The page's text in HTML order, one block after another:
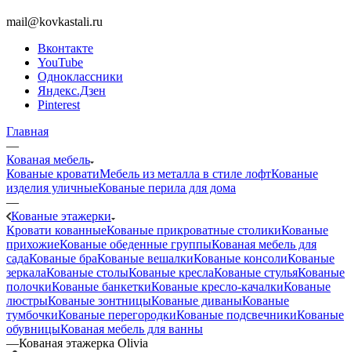
mail@kovkastali.ru
Вконтакте
YouTube
Одноклассники
Яндекс.Дзен
Pinterest
Главная
—
Кованая мебель
Кованые кроватиМебель из металла в стиле лофтКованые
изделия уличныеКованые перила для дома
—
Кованые этажерки
Кровати кованныеКованые прикроватные столикиКованые
прихожиеКованые обеденные группыКованая мебель для
садаКованые браКованые вешалкиКованые консолиКованые
зеркалаКованые столыКованые креслаКованые стульяКованые
полочкиКованые банкеткиКованые кресло-качалкиКованые
люстрыКованые зонтницыКованые диваныКованые
тумбочкиКованые перегородкиКованые подсвечникиКованые
обувницыКованая мебель для ванны
—Кованая этажерка Olivia